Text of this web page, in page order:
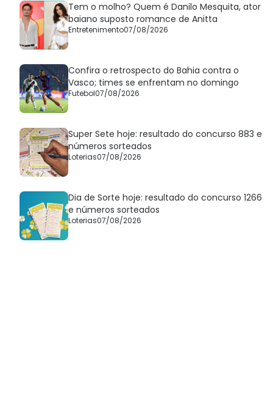
Tem o molho? Quem é Danilo Mesquita, ator
baiano suposto romance de Anitta
Entretenimento07/08/2026
Confira o retrospecto do Bahia contra o
Vasco; times se enfrentam no domingo
Futebol07/08/2026
Super Sete hoje: resultado do concurso 883 e
números sorteados
Loterias07/08/2026
Dia de Sorte hoje: resultado do concurso 1266
e números sorteados
Loterias07/08/2026